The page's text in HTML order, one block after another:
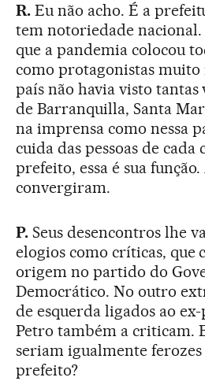
R.Eu não acho. É a
tem notoriedade nacional.
que a pandemia colocou
como protagonistas muito
país não havia visto tantas
de Barranquilla, Santa
na imprensa como nessa
cuida das pessoas de cada
prefeito, essa é sua função.
convergiram.
P.Seus desencontros lhe
elogios como críticas, que
origem no partido do
Democrático. No outro
de esquerda ligados ao
Petro também a criticam.
seriam igualmente
prefeito?